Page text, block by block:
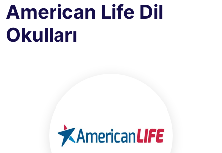
American Life Dil
Okulları